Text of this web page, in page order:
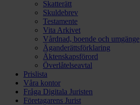
Skatterätt
Skuldebrev
Testamente
Vita Arkivet
Vårdnad, boende och umgänge
Äganderättsförklaring
Äktenskapsförord
Överlåtelseavtal
Prislista
Våra kontor
Fråga Digitala Juristen
Företagarens Jurist